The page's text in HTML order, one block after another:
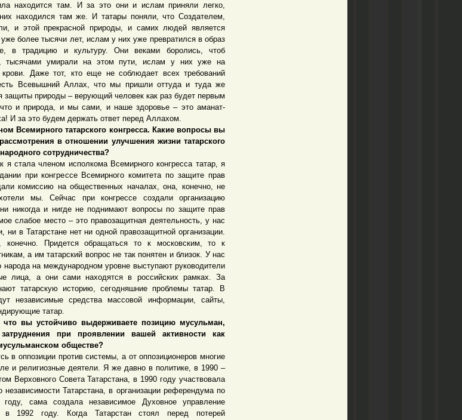
находится там. И за это они и ислам приняли легко,
находился там же. И татары поняли, что Создателем,
и этой прекрасной природы, и самих людей является
более тысячи лет, ислам у них уже превратился в образ
в традицию и культуру. Они веками боролись, чтоб
тысячами умирали на этом пути, ислам у них уже на
крови. Даже тот, кто еще не соблюдает всех требований
Всевышний Аллах, что мы пришли оттуда и туда же
защиты природы – верующий человек как раз будет первым
и природа, и мы сами, и наше здоровье – это аманат-
И за это будем держать ответ перед Аллахом.
Всемирного татарского конгресса. Какие вопросы вы
в отношении улучшения жизни татарского
сотрудничества?
членом исполкома Всемирного конгресса татар, я
при конгрессе Всемирного комитета по защите прав
комиссию на общественных началах, она, конечно, не
мы. Сейчас при конгрессе создали организацию
никогда и нигде не поднимают вопросы по защите прав
слабое место – это правозащитная деятельность, у нас
ни в Татарстане нет ни одной правозащитной организации.
конечно. Придется обращаться то к московским, то к
а им татарский вопрос не так понятен и близок. У нас
народа на международном уровне выступают руководители
лица, а они сами находятся в российских рамках. За
татарскую историю, сегодняшние проблемы татар. В
независимые средства массовой информации, сайты,
татар.
вы устойчиво выдерживаете позицию мусульман,
при проявлении вашей активности как
обществе?
оппозиции против системы, а от оппозиционеров многие
и религиозные деятели. Я же давно в политике, в 1990 –
Верховного Совета Татарстана, в 1990 году участвовала
независимости Татарстана, в организации референдума по
сама создала независимое Духовное управление
в 1992 году. Когда Татарстан стоял перед потерей